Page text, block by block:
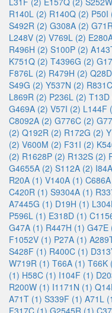
R140L (2) R140Q (2) P50I
S492R (2) G308A (2)
L248V (2) V769L (2)
R496H (2) S100P (2)
K751Q (2) T4396G (2)
F876L (2) R479H (2)
S49G (2) Y537N (2)
L869R (2) P236L (2) T13D
G469A (2) V57I (2) L144F
C8092A (2) G776C (2)
(2) Q192R (2) R172G (2)
(2) V600M (2) F31I (2)
(2) R1628P (2) R132S (2)
G4655A (2) S112A (2)
R20A (1) V140A (1)
C420R (1) S9304A (1)
A7445G (1) D19H (1)
P596L (1) E318D (1)
G47A (1) R447H (1) G47E
F1052V (1) P27A (1)
S428F (1) R400C (1)
W719R (1) T66A (1) T66K
(1) H58C (1) I104F (1)
R200W (1) I1171N (1)
A71T (1) S339F (1) A71L
F317C (1) G2545R (1)